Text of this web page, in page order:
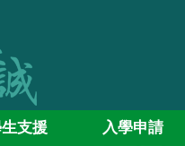
支援 入學申請